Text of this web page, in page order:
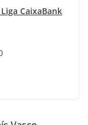
CaixaBank